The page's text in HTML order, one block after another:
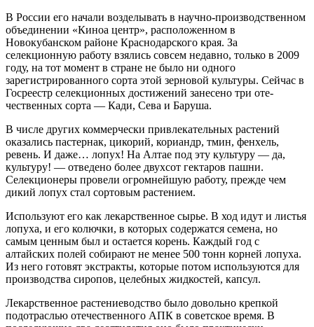
В России его начали возделывать в научно-производственном
объединении «Киноа центр», расположенном в
Новокубанском районе Краснодарского края. За
селекционную работу взялись совсем недавно, только в 2009
году, на тот момент в стране не было ни одного
зарегистрированного сорта этой зерновой культуры. Сейчас в
Госреестр селекционных достижений занесено три оте­
чественных сорта — Кади, Сева и Баруша.
В числе других коммерчески привлекательных растений
оказались пастернак, цикорий, кориандр, тмин, фенхель,
ревень. И даже… лопух! На Алтае под эту культуру — да,
культуру! — отведено более двухсот гектаров пашни.
Селекционеры провели огромнейшую работу, прежде чем
дикий лопух стал сортовым растением.
Используют его как лекарственное сырье. В ход идут и листья
лопуха, и его колючки, в которых содержатся семена, но
самым ценным был и остается корень. Каждый год с
алтайских полей собирают не менее 500 тонн корней лопуха.
Из него готовят экстракты, которые потом используются для
производства сиропов, целебных жидкостей, капсул.
Лекарственное растениеводство было довольно крепкой
подотраслью отечественного АПК в советское время. В